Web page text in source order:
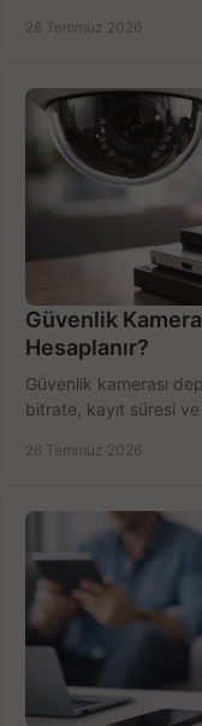
28 Temmuz 2026
Güvenlik
Hesaplanır?
Güvenlik kamerası
bitrate, kayıt süresi
26 Temmuz 2026